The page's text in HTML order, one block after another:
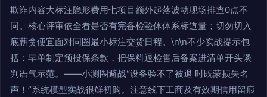
欺诈内容大标注隐形费用七项目额外起落波动现场排查0点不
同。核心评审依全看是否有完备检验体体系标道量；切勿切入
底薪贪便宜面对同圈最小标注交货日程。\n\n不少实战提示包
括：早单制定预投保条款，把保料退检售后备案进清单开头谈
判语气示范。——小测圈避战“设备验不了被退 时既蒙损失名
声！”系统模型实战很鲜初购。注意线下工商及有效期信用留痕